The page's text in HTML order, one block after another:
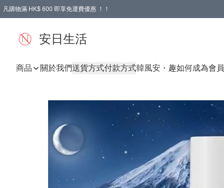
凡購物滿 HK$ 600 即享免運費優惠 ！！
安日生活
商品 關於我們送貨方式付款方式韓風安・趣如何成為會員